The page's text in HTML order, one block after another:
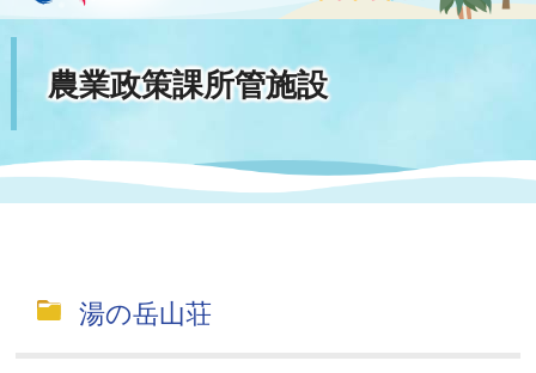
農業政策課所管施設
湯の岳山荘